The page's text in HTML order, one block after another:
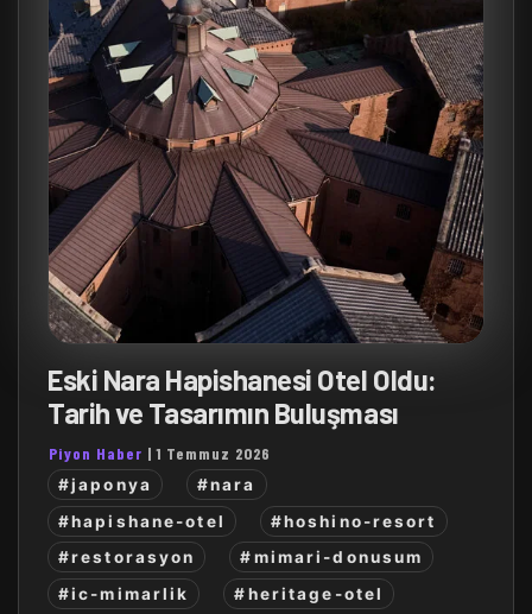
Eski Nara Hapishanesi Otel Oldu:
Tarih ve Tasarımın Buluşması
Piyon Haber |1 Temmuz 2026
#japonya
#nara
#hapishane-otel
#hoshino-resort
#restorasyon
#mimari-donusum
#ic-mimarlik
#heritage-otel